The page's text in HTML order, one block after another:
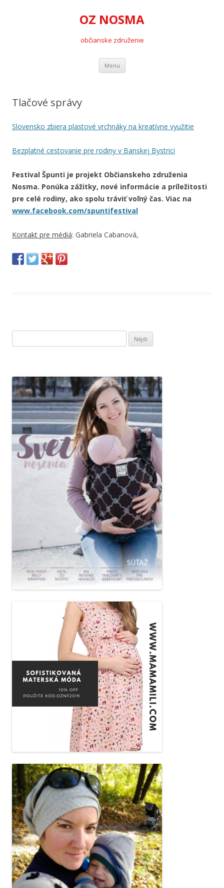
OZ NOSMA
občianske združenie
Menu Preskočiť
obsah
Tlačové správy
Slovensko zbiera plastové vrchnáky na kreatívne využitie
Bezplatné cestovanie pre rodiny v Banskej Bystrici
Festival Špunti je projekt Občianskeho združenia
Nosma. Ponúka zážitky, nové informácie a príležitosti
pre celé rodiny, ako spolu tráviť voľný čas. Viac na
www.facebook.com/spuntifestival
Kontakt pre médiá: Gabriela Cabanová,
ľ
a
ť
: